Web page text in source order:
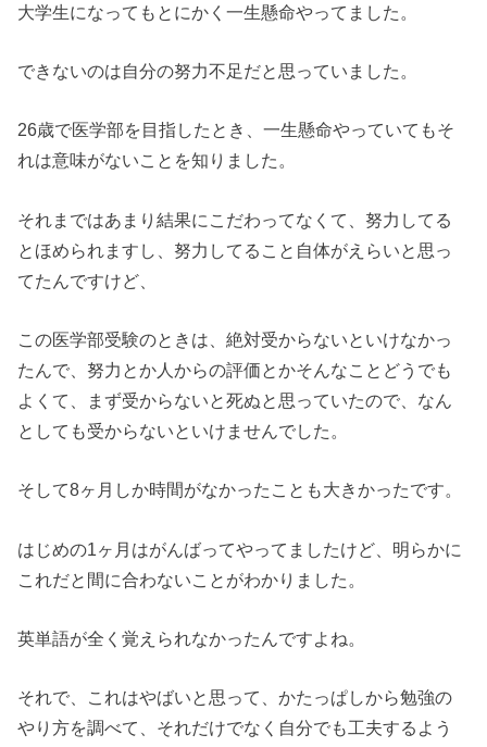
大学生になってもとにかく一生懸命やってました。
できないのは自分の努力不足だと思っていました。
26歳で医学部を目指したとき、一生懸命やっていてもそ
れは意味がないことを知りました。
それまではあまり結果にこだわってなくて、努力してる
とほめられますし、努力してること自体がえらいと思っ
てたんですけど、
この医学部受験のときは、絶対受からないといけなかっ
たんで、努力とか人からの評価とかそんなことどうでも
よくて、まず受からないと死ぬと思っていたので、なん
としても受からないといけませんでした。
そして8ヶ月しか時間がなかったことも大きかったです。
はじめの1ヶ月はがんばってやってましたけど、明らかに
これだと間に合わないことがわかりました。
英単語が全く覚えられなかったんですよね。
それで、これはやばいと思って、かたっぱしから勉強の
やり方を調べて、それだけでなく自分でも工夫するよう